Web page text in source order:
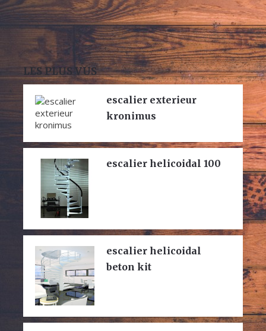
LES PLUS VUS
escalier exterieur
kronimus
escalier helicoidal 100
escalier helicoidal
beton kit